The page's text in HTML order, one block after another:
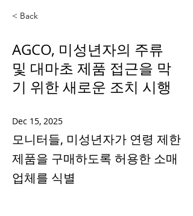
< Back
AGCO, 미성년자의 주류
및 대마초 제품 접근을 막
기 위한 새로운 조치 시행
Dec 15, 2025
모니터들, 미성년자가 연령 제한
제품을 구매하도록 허용한 소매
업체를 식별